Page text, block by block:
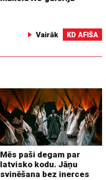
Vairāk KD AFIŠA
Mēs paši degam par
latvisko kodu. Jāņu
svinēšana bez inerces